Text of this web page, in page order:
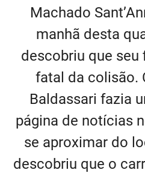
Machado
manhã desta
descobriu que seu
fatal da colisão.
Baldassari fazia
página de notícias
se aproximar do
descobriu que o